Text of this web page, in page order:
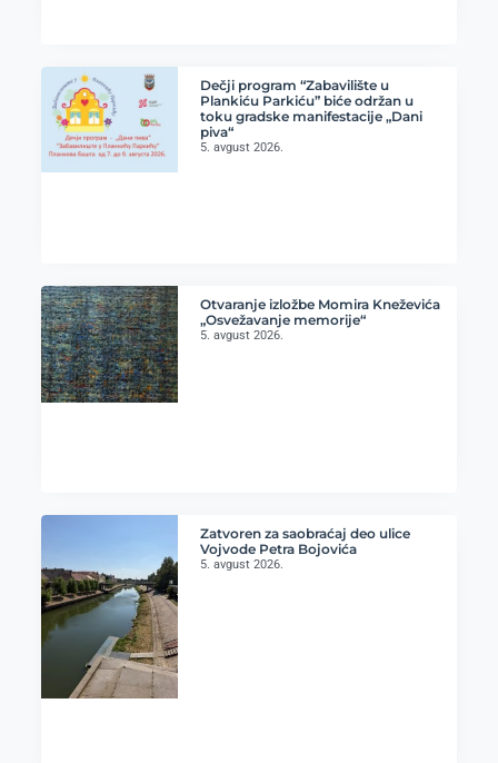
Dečji program “Zabavilište u
Plankiću Parkiću” biće održan u
toku gradske manifestacije „Dani
piva“
5. avgust 2026.
Otvaranje izložbe Momira Kneževića
„Osvežavanje memorije“
5. avgust 2026.
Zatvoren za saobraćaj deo ulice
Vojvode Petra Bojovića
5. avgust 2026.